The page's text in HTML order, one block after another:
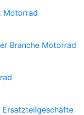
Motorrad
Branche Motorrad